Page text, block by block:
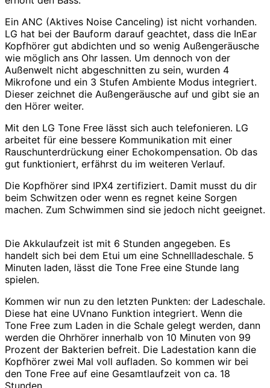
Ein ANC (Aktives Noise Canceling) ist nicht vorhanden.
LG hat bei der Bauform darauf geachtet, dass die InEar
Kopfhörer gut abdichten und so wenig Außengeräusche
wie möglich ans Ohr lassen. Um dennoch von der
Außenwelt nicht abgeschnitten zu sein, wurden 4
Mikrofone und ein 3 Stufen Ambiente Modus integriert.
Dieser zeichnet die Außengeräusche auf und gibt sie an
den Hörer weiter.
Mit den LG Tone Free lässt sich auch telefonieren. LG
arbeitet für eine bessere Kommunikation mit einer
Rauschunterdrückung einer Echokompensation. Ob das
gut funktioniert, erfährst du im weiteren Verlauf.
Die Kopfhörer sind IPX4 zertifiziert. Damit musst du dir
beim Schwitzen oder wenn es regnet keine Sorgen
machen. Zum Schwimmen sind sie jedoch nicht geeignet.
Die Akkulaufzeit ist mit 6 Stunden angegeben. Es
handelt sich bei dem Etui um eine Schnellladeschale. 5
Minuten laden, lässt die Tone Free eine Stunde lang
spielen.
Kommen wir nun zu den letzten Punkten: der Ladeschale.
Diese hat eine UVnano Funktion integriert. Wenn die
Tone Free zum Laden in die Schale gelegt werden, dann
werden die Ohrhörer innerhalb von 10 Minuten von 99
Prozent der Bakterien befreit. Die Ladestation kann die
Kopfhörer zwei Mal voll aufladen. So kommen wir bei
den Tone Free auf eine Gesamtlaufzeit von ca. 18